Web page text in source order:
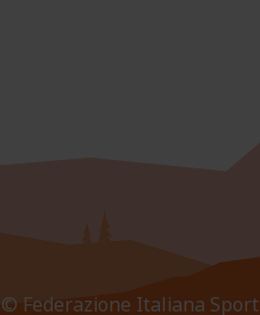
© Federazione Italiana Sport